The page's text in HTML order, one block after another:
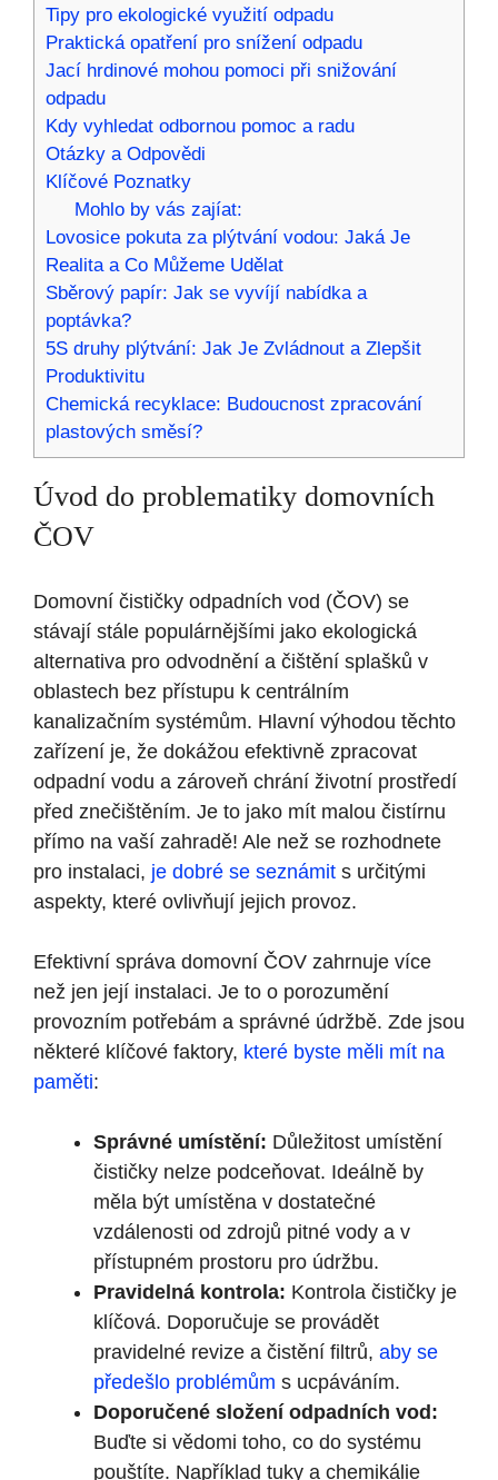
Tipy pro ekologické využití odpadu
Praktická opatření pro snížení odpadu
Jací hrdinové mohou pomoci při snižování
odpadu
Kdy vyhledat odbornou pomoc a radu
Otázky a Odpovědi
Klíčové Poznatky
Mohlo by vás zajíat:
Lovosice pokuta za plýtvání vodou: Jaká Je
Realita a Co Můžeme Udělat
Sběrový papír: Jak se vyvíjí nabídka a
poptávka?
5S druhy plýtvání: Jak Je Zvládnout a Zlepšit
Produktivitu
Chemická recyklace: Budoucnost zpracování
plastových směsí?
Úvod do problematiky domovních
ČOV
Domovní čističky odpadních vod (ČOV) se
stávají stále populárnějšími jako ekologická
alternativa pro odvodnění a čištění splašků v
oblastech bez přístupu k centrálním
kanalizačním systémům. Hlavní výhodou těchto
zařízení je, že dokážou efektivně zpracovat
odpadní vodu a zároveň chrání životní prostředí
před znečištěním. Je to jako mít malou čistírnu
přímo na vaší zahradě! Ale než se rozhodnete
pro instalaci, je dobré se seznámit s určitými
aspekty, které ovlivňují jejich provoz.
Efektivní správa domovní ČOV zahrnuje více
než jen její instalaci. Je to o porozumění
provozním potřebám a správné údržbě. Zde jsou
některé klíčové faktory, které byste měli mít na
paměti:
Správné umístění: Důležitost umístění
čističky nelze podceňovat. Ideálně by
měla být umístěna v dostatečné
vzdálenosti od zdrojů pitné vody a v
přístupném prostoru pro údržbu.
Pravidelná kontrola: Kontrola čističky je
klíčová. Doporučuje se provádět
pravidelné revize a čistění filtrů, aby se
předešlo problémům s ucpáváním.
Doporučené složení odpadních vod:
Buďte si vědomi toho, co do systému
pouštíte. Například tuky a chemikálie